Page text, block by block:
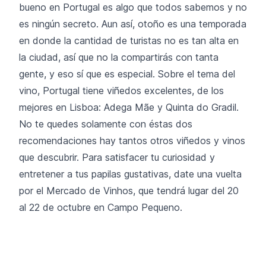
bueno en Portugal es algo que todos sabemos y no
es ningún secreto. Aun así, otoño es una temporada
en donde la cantidad de turistas no es tan alta en
la ciudad, así que no la compartirás con tanta
gente, y eso sí que es especial. Sobre el tema del
vino, Portugal tiene viñedos excelentes, de los
mejores en Lisboa: Adega Mãe y Quinta do Gradil.
No te quedes solamente con éstas dos
recomendaciones hay tantos otros viñedos y vinos
que descubrir. Para satisfacer tu curiosidad y
entretener a tus papilas gustativas, date una vuelta
por el Mercado de Vinhos, que tendrá lugar del 20
al 22 de octubre en Campo Pequeno.